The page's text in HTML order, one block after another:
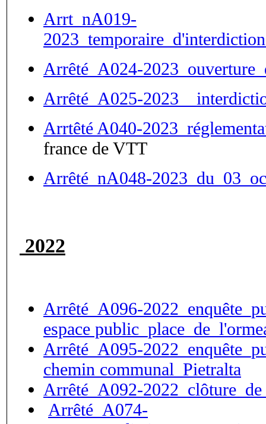
Arrt_nA019-
Arrêté_A024-
Arrêté_A025-
Arrtêté A040-
france de VTT
Arrêté_nA048-
2022
Arrêté_A096-
espace
Arrêté_A095-
chemin communal_Pietralta
Arrêté_A092-
Arrêté_A074-